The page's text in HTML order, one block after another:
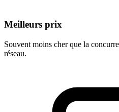
Meilleurs prix
Souvent moins cher que la
réseau.